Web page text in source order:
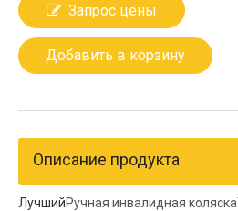
Запрос цены
Добавить в корзину
Описание продукта
ЛучшийРучная инвалидная коляска